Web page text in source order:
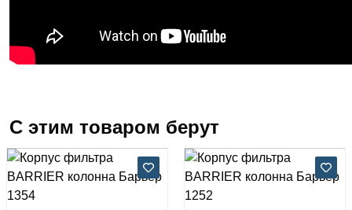
С этим товаром берут